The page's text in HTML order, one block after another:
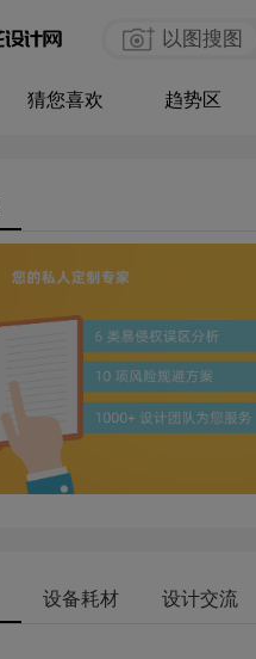
以图搜图
猜您喜欢 趋势区
设备耗材 设计交流